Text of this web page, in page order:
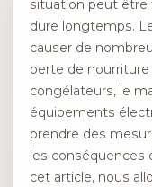
situation peut être
dure longtemps.
causer de
perte de
congélateurs, le
équipements
prendre des
les conséquences
cet article, nous